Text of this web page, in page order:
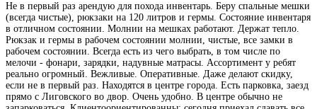
Не в первый раз арендую для похода инвентарь. Беру спальные мешки
(всегда чистые), рюкзаки на 120 литров и гермы. Состояние инвентаря
в отличном состоянии. Молнии на мешках работают. Держат тепло.
Рюкзак и гермы в рабочем состоянии молнии, чистые, все замки в
рабочем состоянии. Всегда есть из чего выбрать, в том числе по
мелочи - фонари, зарядки, надувные матрасы. Ассортимент у ребят
реально огромный. Вежливые. Оперативные. Даже делают скидку,
если не в первый раз. Находятся в центре города. Есть парковка, заезд
прямо с Лиговского во двор. Очень удобно. В центре обычно не